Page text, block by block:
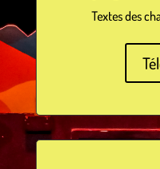
Textes des